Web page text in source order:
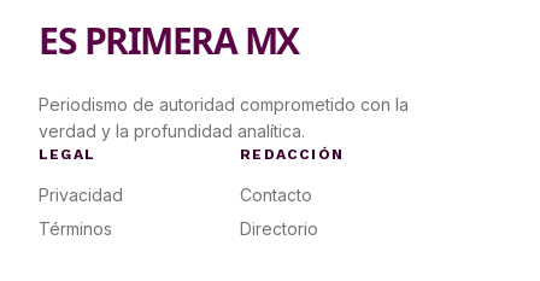
ES PRIMERA MX
Periodismo de autoridad comprometido con la
verdad y la profundidad analítica.
LEGAL
Privacidad
Términos
REDACCIÓN
Contacto
Directorio